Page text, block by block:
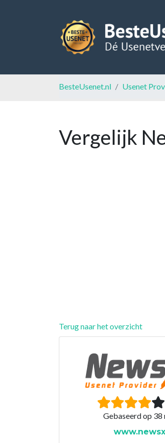
BesteUsenet.nl Usenet
Vergelijk
Terug naar het overzicht
Gebaseerd op 38